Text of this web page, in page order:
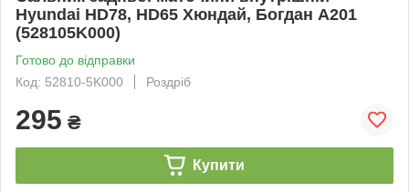
Hyundai HD78, HD65 Хюндай, Богдан А201
(528105K000)
Готово до відправки
Код: 52810-5K000
Роздріб
295 ₴
Купити